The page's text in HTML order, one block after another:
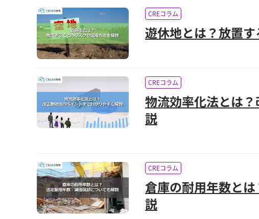
CREコラム
遊休地とは？放置
CREコラム
物流効率化法とは
説
CREコラム
倉庫の耐用年数と
説